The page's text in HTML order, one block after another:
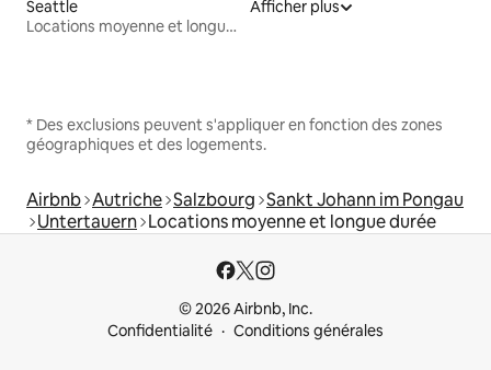
Seattle
Locations moyenne et longue durée
Afficher plus
* Des exclusions peuvent s'appliquer en fonction des zones
géographiques et des logements.
Airbnb Autriche Salzbourg Sankt Johann im Pongau
Untertauern Locations moyenne et longue durée
© 2026 Airbnb, Inc.
Confidentialité
Conditions générales